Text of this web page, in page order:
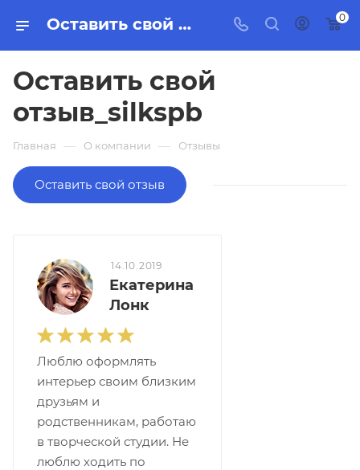
Оставить свой отзыв_silkspb 0
Оставить свой
отзыв_silkspb
Главная — О компании — Отзывы
Оставить свой отзыв
14.10.2019
Екатерина
Лонк
Люблю оформлять
интерьер своим близким
друзьям и
родственникам, работаю
в творческой студии. Не
люблю ходить по